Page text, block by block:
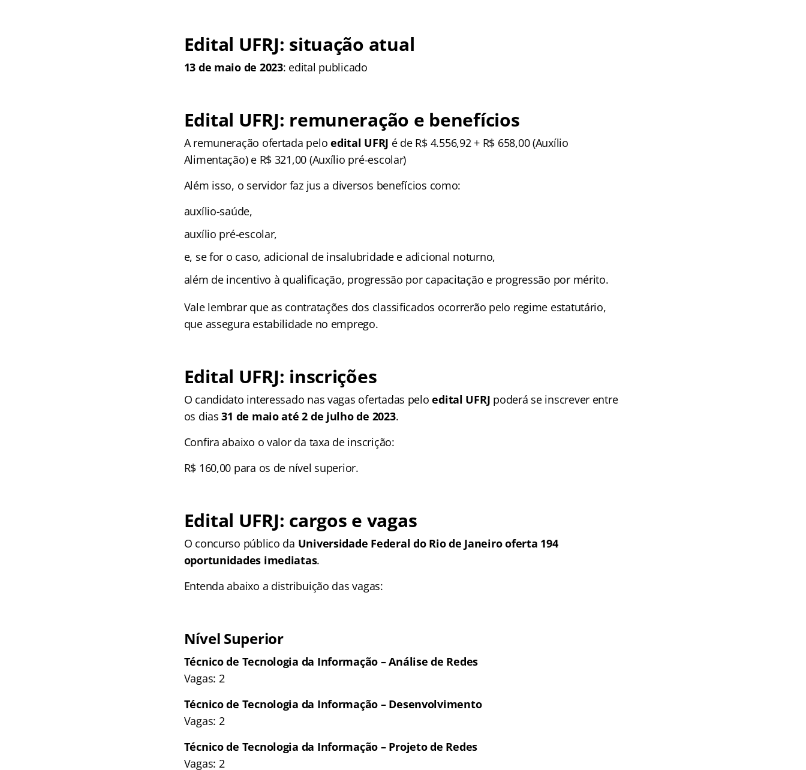
Edital UFRJ: situação atual
13 de maio de 2023: edital publicado
Edital UFRJ: remuneração e benefícios
A remuneração ofertada peloedital UFRJ é de R$ 4.556,92 + R$ 658,00 (Auxílio
Alimentação) e R$ 321,00 (Auxílio pré-escolar)
Além isso, o servidor faz jus a diversos benefícios como:
auxílio-saúde,
auxílio pré-escolar,
e, se for o caso, adicional de insalubridade e adicional noturno,
além de incentivo à qualificação, progressão por capacitação e progressão por mérito.
Vale lembrar que as contratações dos classificados ocorrerão pelo regime estatutário,
que assegura estabilidade no emprego.
Edital UFRJ: inscrições
O candidato interessado nas vagas ofertadas pelo edital UFRJ poderá se inscrever entre
os dias31 de maio até 2 de julho de 2023.
Confira abaixo o valor da taxa de inscrição:
R$ 160,00 para os de nível superior.
Edital UFRJ: cargos e vagas
O concurso público da Universidade Federal do Rio de Janeiro oferta 194
oportunidades imediatas.
Entenda abaixo a distribuição das vagas:
Nível Superior
Técnico de Tecnologia da Informação – Análise de Redes
Vagas: 2
Técnico de Tecnologia da Informação – Desenvolvimento
Vagas: 2
Técnico de Tecnologia da Informação – Projeto de Redes
Vagas: 2